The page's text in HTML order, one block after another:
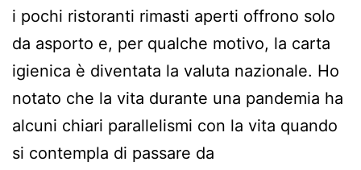
i pochi ristoranti rimasti aperti offrono solo
da asporto e, per qualche motivo, la carta
igienica è diventata la valuta nazionale. Ho
notato che la vita durante una pandemia ha
alcuni chiari parallelismi con la vita quando
si contempla di passare da